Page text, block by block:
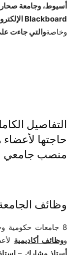
أسيوط، وجامعة
Blackboard الإلكتروني بمراجعة هذه الوظائف.
وخاصةوالتي جاءت
التفاصيل
منصب جامعي
وظائف
8 جامعات
ووظائف أكاديمية